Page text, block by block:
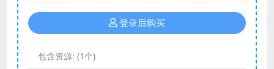
登录后购买
包含资源: (1个)